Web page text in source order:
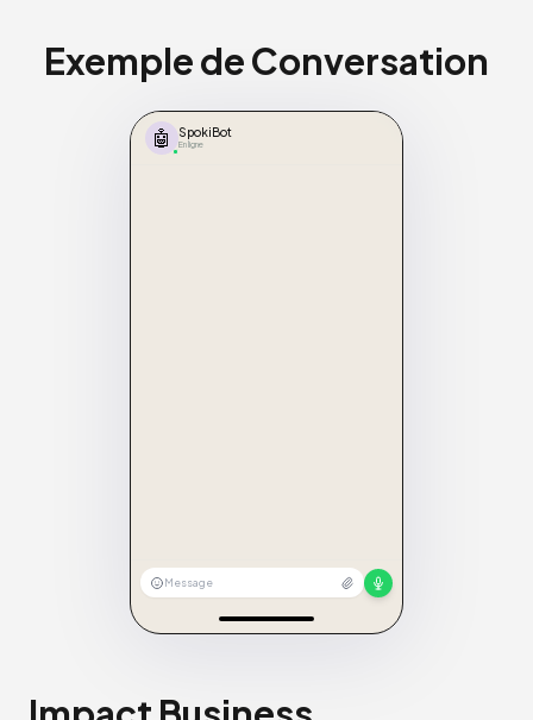
Exemple de Conversation
🤖 SpokiBot
En ligne
Message